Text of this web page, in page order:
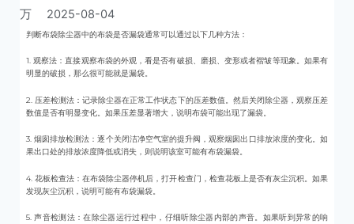
万 2025-08-04
判断布袋除尘器中的布袋是否漏袋通常可以通过以下几种方法：
1. 观察法：直接观察布袋的外观，看是否有破损、磨损、变形或者褶皱等现象。如果有
明显的破损，那么很可能就是漏袋。
2. 压差检测法：记录除尘器在正常工作状态下的压差数值。然后关闭除尘器，观察压差
数值是否有明显变化。如果压差显著增大，说明布袋可能出现了漏袋。
3. 烟囱排放检测法：逐个关闭洁净空气室的提升阀，观察烟囱出口排放浓度的变化。如
果出口处的排放浓度降低或消失，则说明该室可能有布袋漏袋。
4. 花板检查法：在布袋除尘器停机后，打开检查门，检查花板上是否有灰尘沉积。如果
发现灰尘沉积，说明可能有布袋漏袋。
5. 声音检测法：在除尘器运行过程中，仔细听除尘器内部的声音。如果听到异常的响